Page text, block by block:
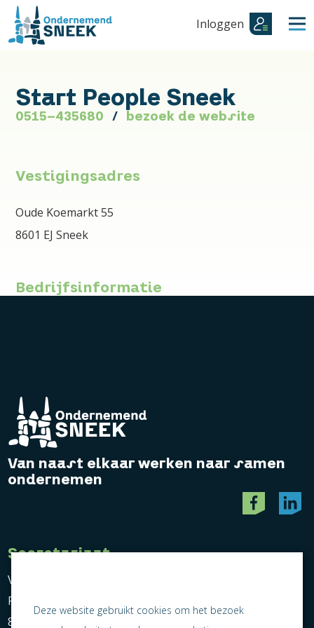
Inloggen
Start People Sneek
0515-435680 bezoek de website
Vestigingsadres
Oude Koemarkt 55
8601 EJ Sneek
Bedrijfsinformatie
Van naast elkaar werken naar samen
ondernemen
Secretariaat
Vereniging Ondernemend Sneek
Postbus 464
8600 AL Sneek
Deze website gebruikt cookies om het bezoek